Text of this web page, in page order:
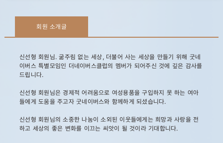
회원 소개글
신선형 회원님. 굶주림 없는 세상, 더불어 사는 세상을 만들기 위해 굿네
이버스 특별모임인 더네이버스클럽의 멤버가 되어주신 것에 깊은 감사를
드립니다.
신선형 회원님은 경제적 어려움으로 여성용품을 구입하지 못 하는 여아
들에게 도움을 주고자 굿네이버스와 함께하게 되셨습니다.
신선형 회원님의 소중한 나눔이 소외된 이웃들에게는 희망과 사랑을 전
하고 세상의 좋은 변화를 이끄는 씨앗이 될 것이라 기대합니다.